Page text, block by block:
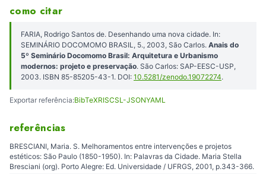
como citar
FARIA, Rodrigo Santos de. Desenhando uma nova cidade. In:
SEMINÁRIO DOCOMOMO BRASIL, 5., 2003, São Carlos. Anais do
5º Seminário Docomomo Brasil: Arquitetura e Urbanismo
modernos: projeto e preservação. São Carlos: SAP-EESC-USP,
2003. ISBN 85-85205-43-1. DOI: 10.5281/zenodo.19072274.
Exportar referência:BibTeXRISCSL-JSONYAML
referências
BRESCIANI, Maria. S. Melhoramentos entre intervenções e projetos
estéticos: São Paulo (1850-1950). In: Palavras da Cidade. Maria Stella
Bresciani (org). Porto Alegre: Ed. Universidade / UFRGS, 2001, p.343-366.